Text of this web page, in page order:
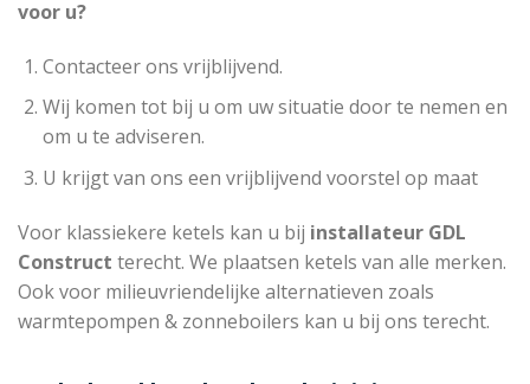
voor u?
Contacteer ons vrijblijvend.
Wij komen tot bij u om uw situatie door te nemen en
om u te adviseren.
U krijgt van ons een vrijblijvend voorstel op maat
Voor klassiekere ketels kan u bij installateur GDL
Construct terecht. We plaatsen ketels van alle merken.
Ook voor milieuvriendelijke alternatieven zoals
warmtepompen & zonneboilers kan u bij ons terecht.